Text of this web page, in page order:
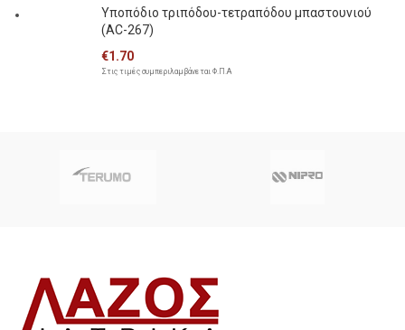
Υποπόδιο τριπόδου-τετραπόδου μπαστουνιού
(AC-267)
€1.70
Στις τιμές συμπεριλαμβάνεται Φ.Π.Α